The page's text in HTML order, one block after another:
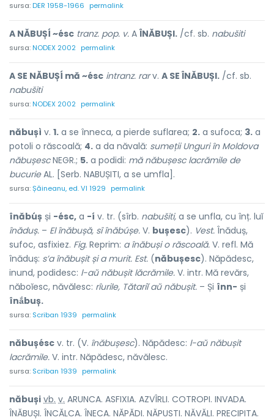
sursa:DER 1958-1966 permalink
A NĂBUȘÍ ~ésc tranz. pop. v. A ÎNĂBUȘI. /cf. sb. nabušiti
sursa:NODEX 2002 permalink
A SE NĂBUȘÍ mă ~ésc intranz. rarv. A SE ÎNĂBUȘI. /cf. sb.
nabušiti
sursa:NODEX 2002 permalink
năbușì v. 1. a se înneca, a pierde suflarea; 2. a sufoca; 3. a
potoli o răscoală; 4. a da năvală: sumeții Unguri în Moldova
năbușescNEGR.; 5. a podidi: mă năbușesc lacrămile de
bucurieAL. [Serb. NABUȘITI, a se umfla].
sursa:Șăineanu, ed. VI 1929 permalink
înăbúș și -ésc, a -í v. tr. (sîrb. nabušiti, a se unfla, cu înț. luĭ
înăduș. – El înăbușă, sî înăbúșe. V. bușesc). Vest. Înăduș,
sufoc, asfixiez. Fig. Reprim: a înăbuși o răscoală. V. refl. Mă
înăduș: s’a înăbușit și a murit. Est. (năbușesc). Năpădesc,
inund, podidesc: l-aŭ năbușit lăcrămile. V. intr. Mă revărs,
năboĭesc, năvălesc: rîurile, Tătariĭ aŭ năbușit. – Și înn- și
înắbuș.
sursa: Scriban 1939 permalink
năbușésc v. tr. (V. înăbușesc). Năpădesc: l-aŭ năbușit
lacrămile. V. intr. Năpădesc, năvălesc.
sursa: Scriban 1939 permalink
năbuși vb. v. ARUNCA. ASFIXIA. AZVÎRLI. COTROPI. INVADA.
ÎNĂBUȘI. ÎNCĂLCA. ÎNECA. NĂPĂDI. NĂPUSTI. NĂVĂLI. PRECIPITA.